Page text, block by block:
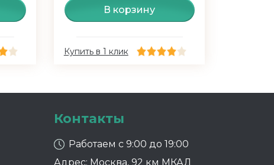
В корзину
Купить в 1 клик
Контакты
Работаем с 9:00 до 19:00
Адрес: Москва, 92 км МКАД